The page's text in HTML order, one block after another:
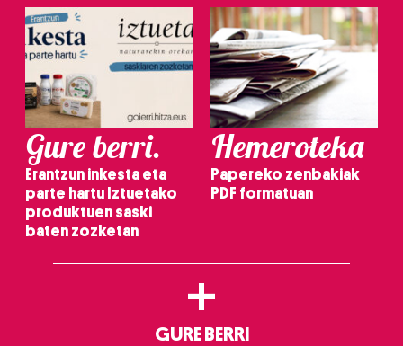
Gure berri.
Erantzun inkesta eta
parte hartu Iztuetako
produktuen saski
baten zozketan
Hemeroteka
Papereko zenbakiak
PDF formatuan
+
GURE BERRI